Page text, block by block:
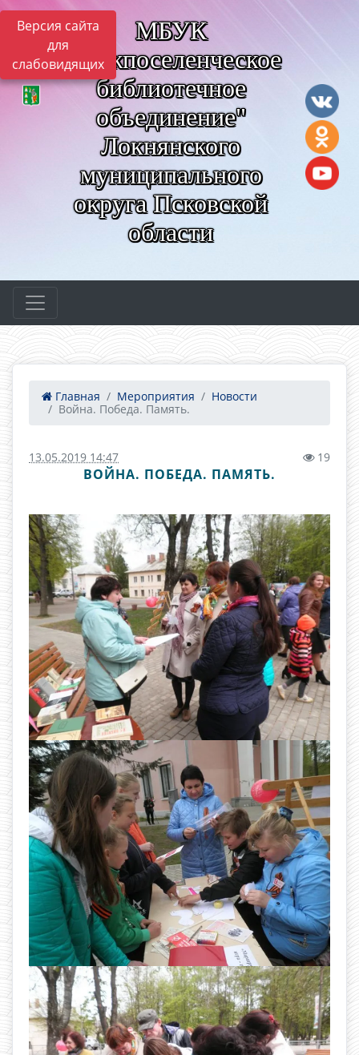
Версия сайта
для
слабовидящих
МБУК
"Межпоселенческое
библиотечное
объединение"
Локнянского
муниципального
округа Псковской
области
Главная Мероприятия
Новости
Война. Победа. Память.
13.05.2019 14:47 19
ВОЙНА. ПОБЕДА. ПАМЯТЬ.